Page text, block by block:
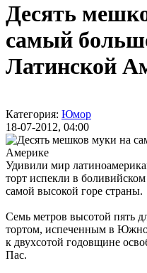
Десять
самый
Латинской
Категория: Юмор
18-07-2012, 04:00
Удивили мир
торт испекли в
самой высокой горе страны.
Семь метров высотой пять
тортом, испеченным в
к двухсотой годовщине
Пас.